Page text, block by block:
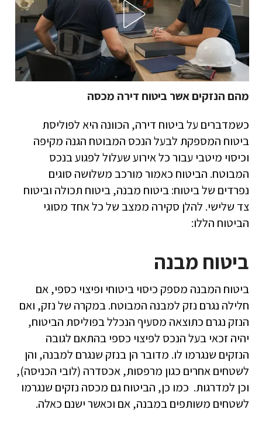
מהם הנזקים אשר ביטוח דירה מכסה
כשמדברים על ביטוח דירה, הכוונה היא לפוליסת
ביטוח המספקת לבעל הנכס המבוטח הגנה מקיפה
וכיסוי מיטבי עבור כל אירוע שעלול לפגוע בנכס
המבוטח. הביטוח כאמור מורכב משלושה סוגים
נפרדים של ביטוח: ביטוח מבנה, ביטוח תכולה וביטוח
צד שלישי. להלן סקירה ממצב של כל אחד מסוגי
הביטוח הללו:
ביטוח מבנה
ביטוח המבנה מספק כיסוי ביטוחי ופיצוי כספי, אם
חלילה נגרם נזק למבנה המבוטח. במקרה של נזק, ואם
הנזק נגרם כתוצאה מסעיף הנכלל בפוליסת הביטוח,
יהיה זכאי בעל הנכס לפיצוי כספי בהתאם לגובה
הנזקים שנגרמו לו. מדובר הן בנזק שנגרם למבנה, והן
לשטחים אחרים כגון מרפסות, אכסדרה (לובי הכניסה),
וכן למדרגות. כמו כן, הביטוח גם מכסה נזקים שנגרמו
לשטחים משותפים במבנה, אם וכאשר ישנם כאלה.